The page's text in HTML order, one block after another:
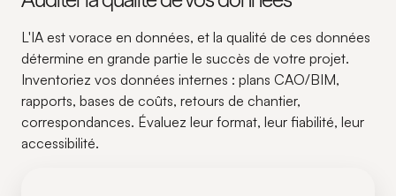
L'IA est vorace en données, et la qualité de ces données
détermine en grande partie le succès de votre projet.
Inventoriez vos données internes : plans CAO/BIM,
rapports, bases de coûts, retours de chantier,
correspondances. Évaluez leur format, leur fiabilité, leur
accessibilité.